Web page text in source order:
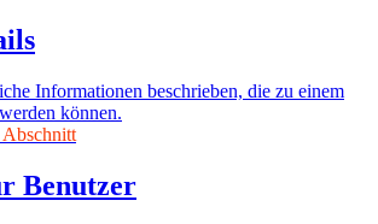
Informationen beschrieben, die zu einem
können.
Benutzer